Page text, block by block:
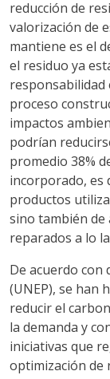
reducción de
valorización de
mantiene es el
el residuo ya
responsabilidad
proceso
impactos
podrían
promedio 38%
incorporado, es
productos
sino también de
reparados a lo
De acuerdo con
(UNEP), se han
reducir el
la demanda y
iniciativas que
optimización de